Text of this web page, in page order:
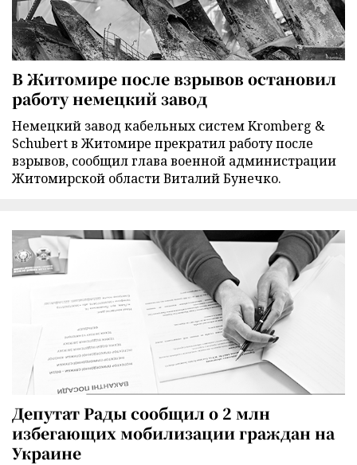
В Житомире после взрывов остановил
работу немецкий завод
Немецкий завод кабельных систем Kromberg &
Schubert в Житомире прекратил работу после
взрывов, сообщил глава военной администрации
Житомирской области Виталий Бунечко.
Депутат Рады сообщил о 2 млн
избегающих мобилизации граждан на
Украине